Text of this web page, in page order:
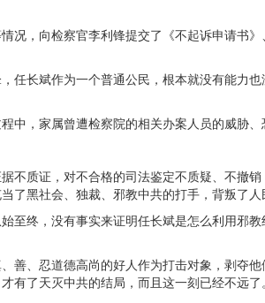
，向检察官李利锋提交了《不起诉申请书
长斌作为一个普通公民，根本就没有能力
，家属曾遭检察院的相关办案人员的威胁、
质证，对不合格的司法鉴定不质疑、不撤
黑社会、独裁、邪教中共的打手，背叛了人
终，没有事实来证明任长斌是怎么利用邪
、忍道德高尚的好人作为打击对象，剥夺
了天灭中共的结局，而且这一刻已经不远了。